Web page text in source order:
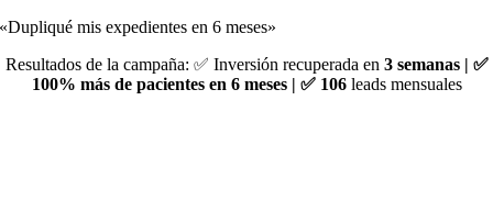
«Dupliqué mis expedientes en 6 meses»
Resultados de la campaña: ✅ Inversión recuperada en 3 semanas | ✅
100% más de pacientes en 6 meses | ✅ 106leads mensuales